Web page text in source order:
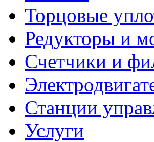
Торцовые
Редукторы и
Счетчики и
Станции
Услуги